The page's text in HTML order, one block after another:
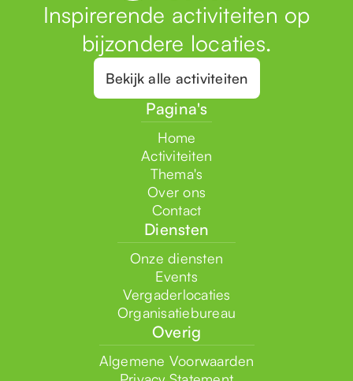
Inspirerende activiteiten op
bijzondere locaties.
Bekijk alle activiteiten
Pagina's
Home
Activiteiten
Thema's
Over ons
Contact
Diensten
Onze diensten
Events
Vergaderlocaties
Organisatiebureau
Overig
Algemene Voorwaarden